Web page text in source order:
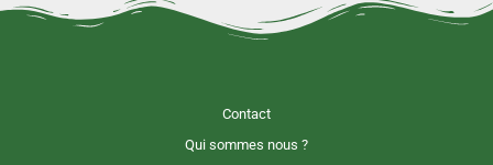
Contact
Qui sommes nous ?